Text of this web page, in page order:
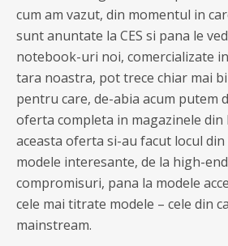
cum am vazut, din momentul in
sunt anuntate la CES si pana le
notebook-uri noi, comercializate
tara noastra, pot trece chiar mai
pentru care, de-abia acum putem
oferta completa in magazinele din
aceasta oferta si-au facut locul din
modele interesante, de la high-
compromisuri, pana la modele
cele mai titrate modele – cele din
mainstream.